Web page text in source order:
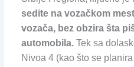
sedite na vozačkom
vozača, bez obzira šta
automobila.Tek sa
Nivoa 4 (kao što se